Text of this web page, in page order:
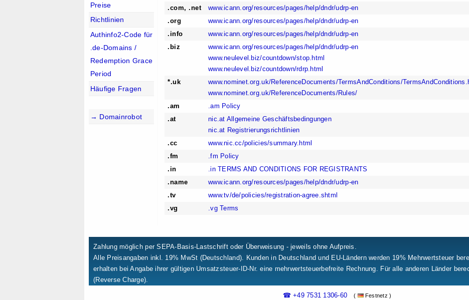
Preise
Richtlinien
Authinfo2-Code für
.de-Domains /
Redemption Grace
Period
Häufige Fragen
→ Domainrobot
.com, .net
www.icann.org/resources/pages/help/dndr/udrp-en
.org
www.icann.org/resources/pages/help/dndr/udrp-en
.info
www.icann.org/resources/pages/help/dndr/udrp-en
.biz
www.icann.org/resources/pages/help/dndr/udrp-en
www.neulevel.biz/countdown/stop.html
www.neulevel.biz/countdown/rdrp.html
*.uk
www.nominet.org.uk/ReferenceDocuments/TermsAndConditions/
www.nominet.org.uk/ReferenceDocuments/Rules/
.am
.am Policy
.at
nic.at Allgemeine Geschäftsbedingungen
nic.at Registrierungsrichtlinien
.cc
www.nic.cc/policies/summary.html
.fm
.fm Policy
.in
.in TERMS AND CONDITIONS FOR REGISTRANTS
.name
www.icann.org/resources/pages/help/dndr/udrp-en
.tv
www.tv/de/policies/registration-agree.shtml
.vg
.vg Terms
Zahlung möglich per SEPA-Basis-Lastschrift oder Überweisung - jeweils ohne Aufpreis.
Alle Preisangaben inkl. 19% MwSt (Deutschland). Kunden in Deutschland und EU-Ländern werden 19% Mehrwertsteuer
erhalten bei Angabe ihrer gültigen Umsatzsteuer-ID-Nr. eine mehrwertsteuerbefreite Rechnung. Für alle anderen Länder
(Reverse Charge).
☎ +49 7531 1306-60 ( Festnetz )